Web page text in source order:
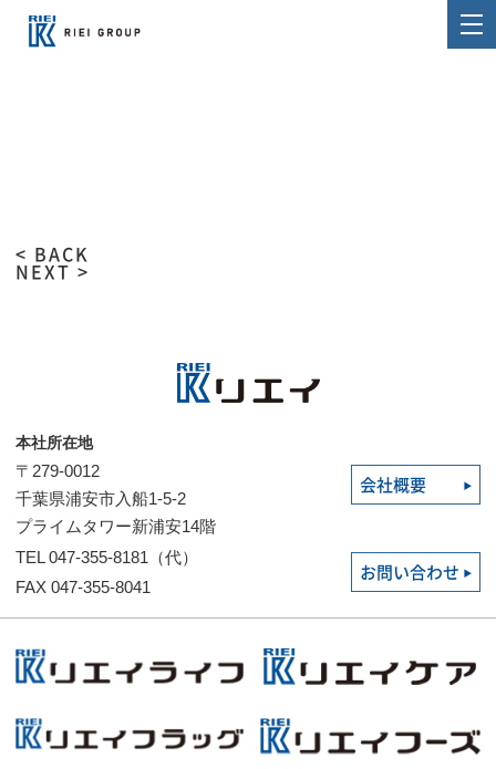
< BACK
NEXT >
本社所在地
〒279-0012
千葉県浦安市入船1-5-2
プライムタワー新浦安14階
会社概要
TEL 047-355-8181（代）
FAX 047-355-8041
お問い合わせ